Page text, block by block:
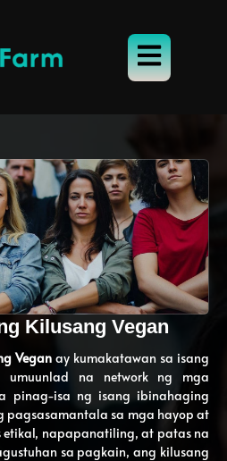
Kilusang Vegan
Vegan ay kumakatawan sa isang
na network ng mga
pinag-isa ng isang ibinahaging
pagsasamantala sa mga hayop at
etikal, napapanatiling, at patas na
sa pagkain, ang kilusang